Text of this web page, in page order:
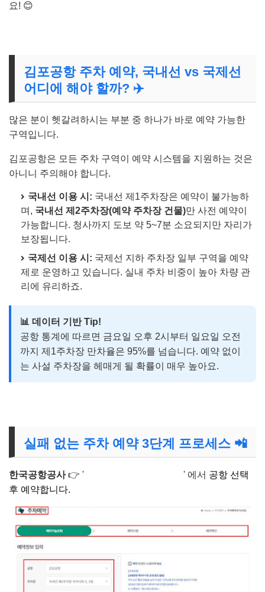
요! 😊
김포공항 주차 예약, 국내선 vs 국제선
어디에 해야 할까? ✈️
많은 분이 헷갈려하시는 부분 중 하나가 바로 예약 가능한
구역입니다.
김포공항은 모든 주차 구역이 예약 시스템을 지원하는 것은
아니니 주의해야 합니다.
국내선 이용 시: 국내선 제1주차장은 예약이 불가능하
며, 국내선 제2주차장(예약 주차장 건물)만 사전 예약이
가능합니다. 청사까지 도보 약 5~7분 소요되지만 자리가
보장됩니다.
국제선 이용 시: 국제선 지하 주차장 일부 구역을 예약
제로 운영하고 있습니다. 실내 주차 비중이 높아 차량 관
리에 유리하죠.
📊 데이터 기반 Tip!
공항 통계에 따르면 금요일 오후 2시부터 일요일 오전
까지 제1주차장 만차율은 95%를 넘습니다. 예약 없이
는 사설 주차장을 헤매게 될 확률이 매우 높아요.
실패 없는 주차 예약 3단계 프로세스 📲
한국공항공사👉 ' ' 에서 공항 선택
후 예약합니다.